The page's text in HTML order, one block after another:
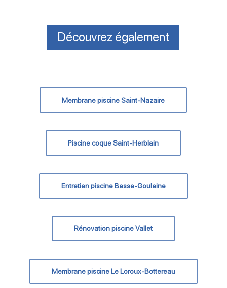
Découvrez également
Membrane piscine Saint-Nazaire
Piscine coque Saint-Herblain
Entretien piscine Basse-Goulaine
Rénovation piscine Vallet
Membrane piscine Le Loroux-Bottereau